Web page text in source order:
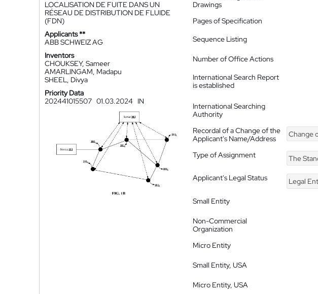
LOCALISATION DE FUITE DANS UN
RÉSEAU DE DISTRIBUTION DE FLUIDE
(FDN)
Applicants **
ABB SCHWEIZ AG
Inventors
CHOUKSEY, Sameer
AMARLINGAM, Madapu
SHEEL, Divya
Priority Data
202441015507 01.03.2024 IN
Drawings
Pages of Specification
Sequence Listing
Number of Office Actions
International Search Report
is established
International Searching
Authority
Recordal of a Change of the
Applicant's Name/Address
Change of
Type of Assignment The
Applicant's Legal Status
Legal
Small Entity
Non-Commercial
Organization
Micro Entity
Small Entity, USA
Micro Entity, USA